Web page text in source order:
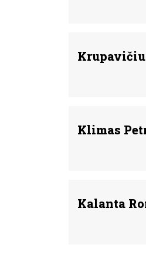
Klimas
Kalanta